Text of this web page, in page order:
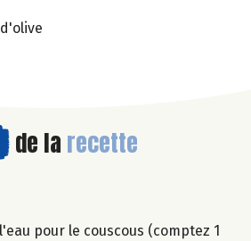
de la recette
pour le couscous (comptez 1